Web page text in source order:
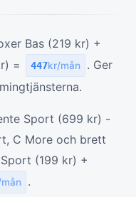
Bas (219 kr) +
=
447kr/mån
. Ger
Sport (699 kr) -
C More och brett
(199 kr) +
.